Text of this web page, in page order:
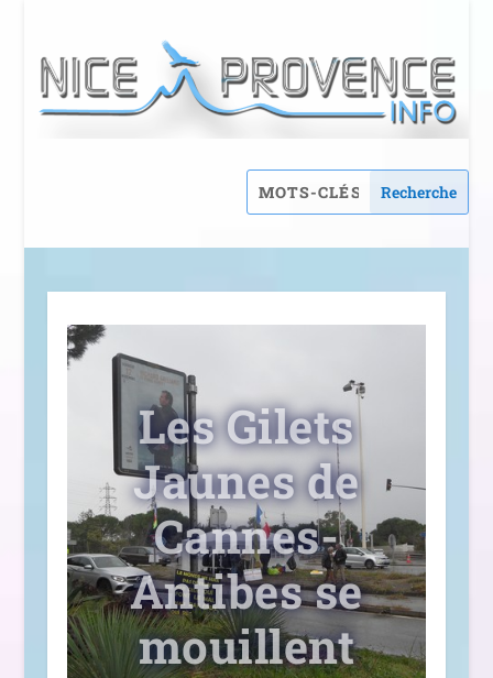
Les Gilets
Jaunes de
Cannes-
Antibes se
mouillent